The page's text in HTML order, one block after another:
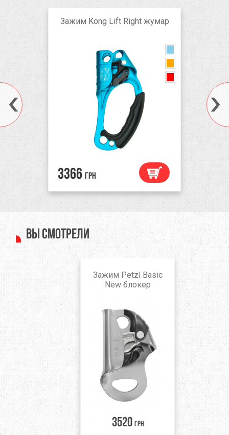
Зaжим Kong Lift Right жумар
3366 грн
Вы смотрели
Зажим Petzl Basic
New блокер
3520 грн